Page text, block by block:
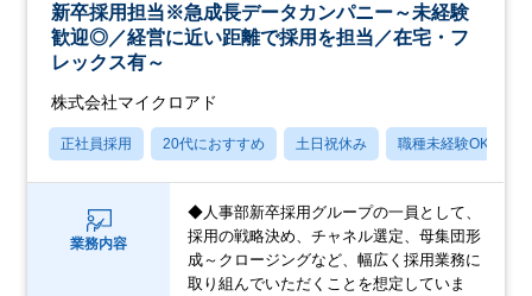
新卒採用担当※急成長データカンパニー～未経験
歓迎◎／経営に近い距離で採用を担当／在宅・フ
レックス有～
株式会社マイクロアド
正社員採用 20代におすすめ 土日祝休み 職種未経験OK
業務内容
◆人事部新卒採用グループの一員として、
採用の戦略決め、チャネル選定、母集団形
成～クロージングなど、幅広く採用業務に
取り組んでいただくことを想定していま